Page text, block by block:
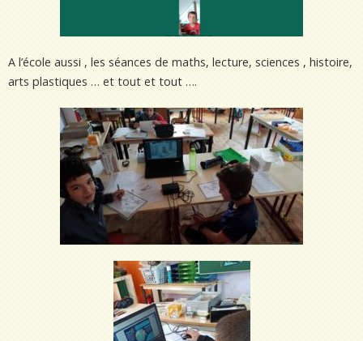
A l’école aussi , les séances de maths, lecture, sciences , histoire,
arts plastiques … et tout et tout ….